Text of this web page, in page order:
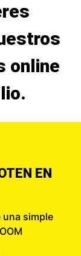
online
EN
una simple